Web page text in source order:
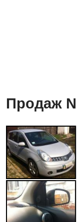
Продаж